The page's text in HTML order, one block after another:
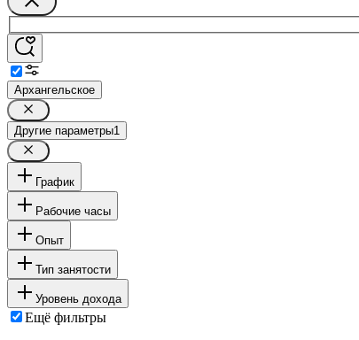
Архангельское
Другие параметры1
График
Рабочие часы
Опыт
Тип занятости
Уровень дохода
Ещё фильтры